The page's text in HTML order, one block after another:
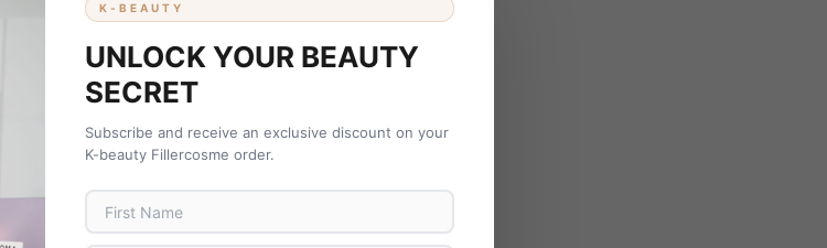
K-BEAUTY
UNLOCK YOUR BEAUTY
SECRET
Subscribe and receive an exclusive discount on your
K-beauty Fillercosme order.